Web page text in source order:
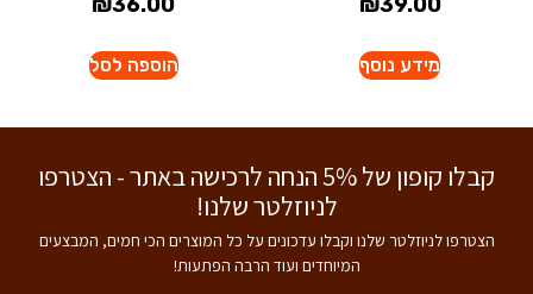
מידע נוסף הוספה לסל
קבלו קופון של 5% הנחה לרכישה באתר - הצטרפו
לניוזלטר שלנו!
הצטרפו לניוזלטר שלנו וקבלו עדכונים על כל המוצרים הכי חמים, המבצעים
המיוחדים ועוד הרבה הפתעות!